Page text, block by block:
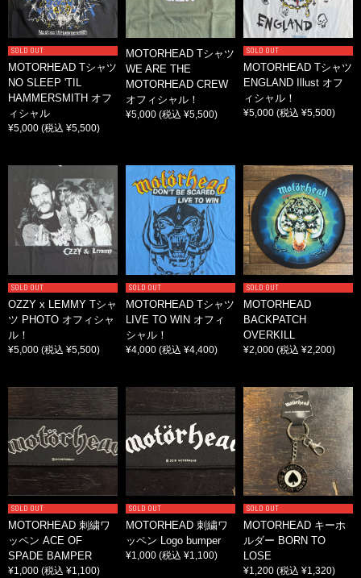
SOLD OUT
MOTORHEAD Tシャツ
NO SLEEP 'TIL
HAMMERSMITH オフ
ィシャル
¥5,000 (税込 ¥5,500)
MOTORHEAD Tシャツ
WE ARE THE
MOTORHEAD CREW
オフィシャル！
¥5,000 (税込 ¥5,500)
SOLD OUT
MOTORHEAD Tシャツ
ENGLAND Illust オフ
ィシャル！
¥5,000 (税込 ¥5,500)
SOLD OUT
OZZY x LEMMY Tシャ
ツ PHOTO オフィシャ
ル！
¥5,000 (税込 ¥5,500)
SOLD OUT
MOTORHEAD Tシャツ
LIVE TO WIN オフィ
シャル！
¥4,000 (税込 ¥4,400)
SOLD OUT
MOTORHEAD
BACKPATCH
OVERKILL
¥2,000 (税込 ¥2,200)
SOLD OUT
MOTORHEAD 刺繍ワ
ッペン ACE OF
SPADE BAMPER
¥1,000 (税込 ¥1,100)
SOLD OUT
MOTORHEAD 刺繍ワ
ッペン Logo bumper
¥1,000 (税込 ¥1,100)
SOLD OUT
MOTORHEAD キーホ
ルダー BORN TO
LOSE
¥1,200 (税込 ¥1,320)